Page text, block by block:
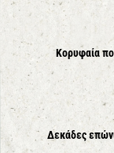
Κορυφαία
Δεκάδες